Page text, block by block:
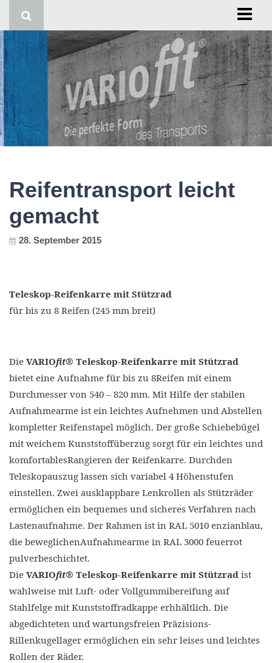
Impressum
Reifentransport leicht
gemacht
28. September 2015
Teleskop-Reifenkarre mit Stützrad
für bis zu 8 Reifen (245 mm breit)
Die VARIOfit® Teleskop-Reifenkarre mit Stützrad
bietet eine Aufnahme für bis zu 8Reifen mit einem
Durchmesser von 540 – 820 mm. Mit Hilfe der stabilen
Aufnahmearme ist ein leichtes Aufnehmen und Abstellen
kompletter Reifenstapel möglich. Der große Schiebebügel
mit weichem Kunststoffüberzug sorgt für ein leichtes und
komfortablesRangieren der Reifenkarre. Durchden
Teleskopauszug lassen sich variabel 4 Höhenstufen
einstellen. Zwei ausklappbare Lenkrollen als Stützräder
ermöglichen ein bequemes und sicheres Verfahren nach
Lastenaufnahme. Der Rahmen ist in RAL 5010 enzianblau,
die beweglichenAufnahmearme in RAL 3000 feuerrot
pulverbeschichtet.
Die VARIOfit® Teleskop-Reifenkarre mit Stützrad ist
wahlweise mit Luft- oder Vollgummibereifung auf
Stahlfelge mit Kunststoffradkappe erhhältlich. Die
abgedichteten und wartungsfreien Präzisions-
Rillenkugellager ermöglichen ein sehr leises und leichtes
Rollen der Räder.